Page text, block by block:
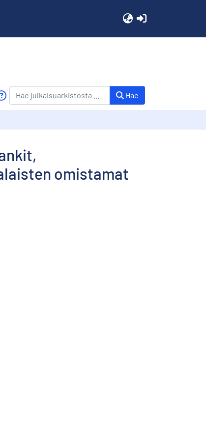
Hae
omistamat